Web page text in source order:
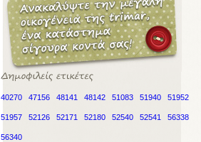
40270 47156 48141 48142 51083 51940 51952
51957 52126 52171 52180 52540 52541 56338
56340